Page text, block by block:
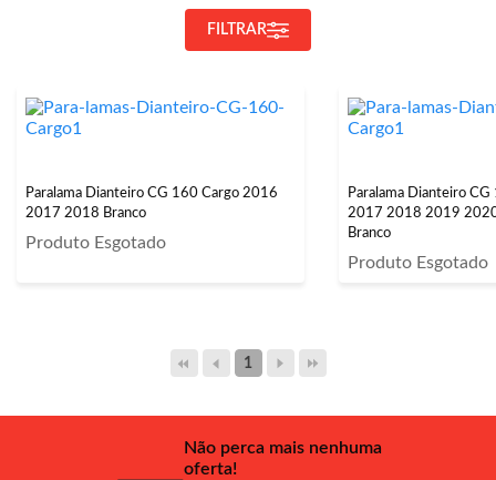
FILTRAR
Paralama Dianteiro CG 160 Cargo 2016
2017 2018 Branco
Produto Esgotado
Paralama Dianteiro
2017 2018 2019
Branco
Produto Esgotado
1
Não perca mais nenhuma
oferta!